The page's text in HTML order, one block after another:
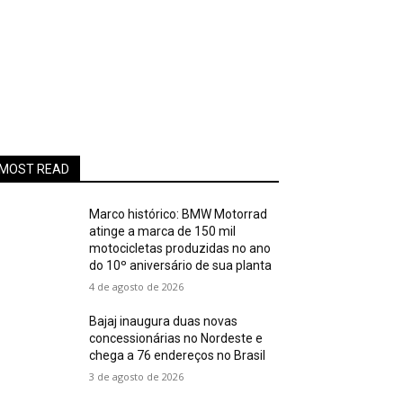
MOST READ
Marco histórico: BMW Motorrad
atinge a marca de 150 mil
motocicletas produzidas no ano
do 10º aniversário de sua planta
4 de agosto de 2026
Bajaj inaugura duas novas
concessionárias no Nordeste e
chega a 76 endereços no Brasil
3 de agosto de 2026